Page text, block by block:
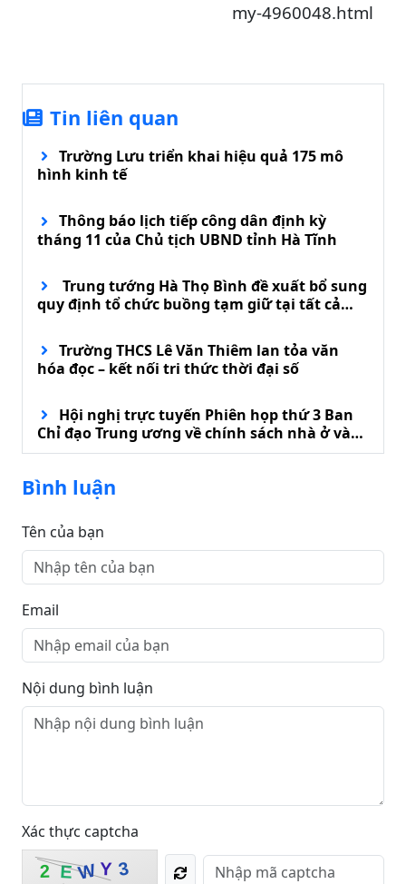
my-4960048.html
Tin liên quan
Trường Lưu triển khai hiệu quả 175 mô
hình kinh tế
Thông báo lịch tiếp công dân định kỳ
tháng 11 của Chủ tịch UBND tỉnh Hà Tĩnh
Trung tướng Hà Thọ Bình đề xuất bổ sung
quy định tổ chức buồng tạm giữ tại tất cả
Trường THCS Lê Văn Thiêm lan tỏa văn
hóa đọc – kết nối tri thức thời đại số
Hội nghị trực tuyến Phiên họp thứ 3 Ban
Chỉ đạo Trung ương về chính sách nhà ở và
phát triển thị trường bất động sản
Bình luận
Tên của bạn
Email
Nội dung bình luận
Xác thực captcha
2 EWY 3